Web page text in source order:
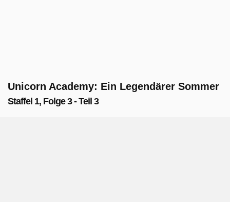
Unicorn Academy: Ein Legendärer Sommer
Staffel 1, Folge 3 - Teil 3